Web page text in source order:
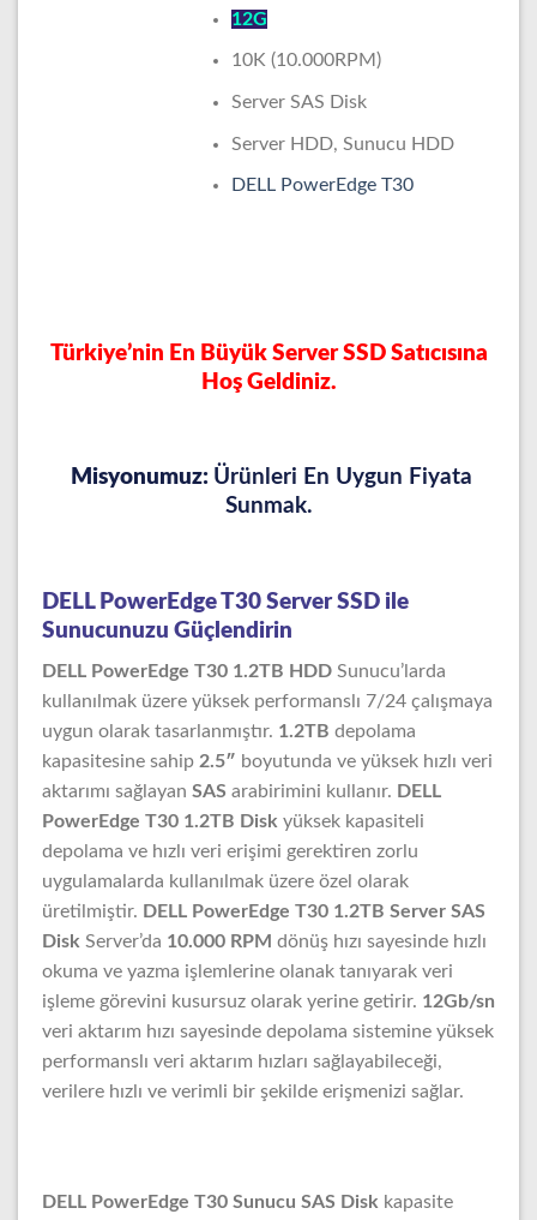
12G
10K (10.000RPM)
Server SAS Disk
Server HDD, Sunucu HDD
DELL PowerEdge T30
Türkiye’nin En Büyük Server SSD Satıcısına
Hoş Geldiniz.
Misyonumuz: Ürünleri En Uygun Fiyata
Sunmak.
DELL PowerEdge T30 Server SSD ile
Sunucunuzu Güçlendirin
DELL PowerEdge T30 1.2TB HDD Sunucu’larda
kullanılmak üzere yüksek performanslı 7/24 çalışmaya
uygun olarak tasarlanmıştır. 1.2TB depolama
kapasitesine sahip 2.5″ boyutunda ve yüksek hızlı veri
aktarımı sağlayan SAS arabirimini kullanır. DELL
PowerEdge T30 1.2TB Disk yüksek kapasiteli
depolama ve hızlı veri erişimi gerektiren zorlu
uygulamalarda kullanılmak üzere özel olarak
üretilmiştir. DELL PowerEdge T30 1.2TB Server SAS
Disk Server’da 10.000 RPM dönüş hızı sayesinde hızlı
okuma ve yazma işlemlerine olanak tanıyarak veri
işleme görevini kusursuz olarak yerine getirir. 12Gb/sn
veri aktarım hızı sayesinde depolama sistemine yüksek
performanslı veri aktarım hızları sağlayabileceği,
verilere hızlı ve verimli bir şekilde erişmenizi sağlar.
DELL PowerEdge T30 Sunucu SAS Disk kapasite